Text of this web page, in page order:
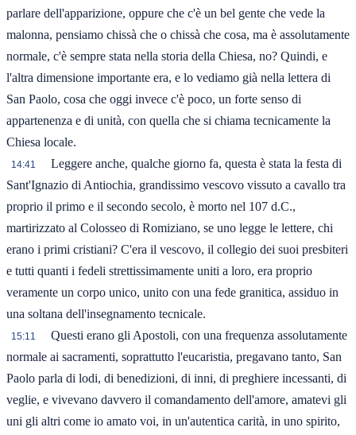
parlare dell'apparizione, oppure che c'è un bel gente che vede la
malonna, pensiamo chissà che o chissà che cosa, ma è assolutamente
normale, c'è sempre stata nella storia della Chiesa, no? Quindi, e
l'altra dimensione importante era, e lo vediamo già nella lettera di
San Paolo, cosa che oggi invece c'è poco, un forte senso di
appartenenza e di unità, con quella che si chiama tecnicamente la
Chiesa locale.
14:41
Leggere anche, qualche giorno fa, questa è stata la festa di
Sant'Ignazio di Antiochia, grandissimo vescovo vissuto a cavallo tra
proprio il primo e il secondo secolo, è morto nel 107 d.C.,
martirizzato al Colosseo di Romiziano, se uno legge le lettere, chi
erano i primi cristiani? C'era il vescovo, il collegio dei suoi presbiteri
e tutti quanti i fedeli strettissimamente uniti a loro, era proprio
veramente un corpo unico, unito con una fede granitica, assiduo in
una soltana dell'insegnamento tecnicale.
15:11
Questi erano gli Apostoli, con una frequenza assolutamente
normale ai sacramenti, soprattutto l'eucaristia, pregavano tanto, San
Paolo parla di lodi, di benedizioni, di inni, di preghiere incessanti, di
veglie, e vivevano davvero il comandamento dell'amore, amatevi gli
uni gli altri come io amato voi, in un'autentica carità, in uno spirito,